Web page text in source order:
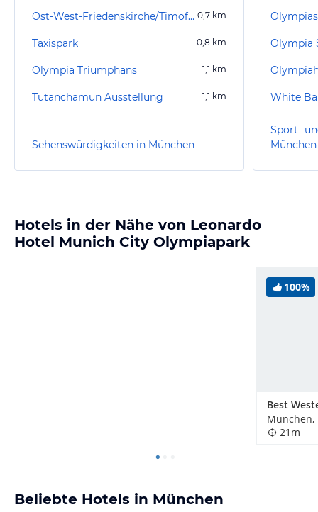
Ost-West-Friedenskirche/Timofejs Eremitage 0,7 km
Taxispark 0,8 km
Olympia Triumphans 1,1 km
Tutanchamun Ausstellung 1,1 km
Sehenswürdigkeiten in München
Olympia
White
Sport-
München
Hotels in der Nähe von Leonardo
Hotel Munich City Olympiapark
100%
21m
Beliebte Hotels in München